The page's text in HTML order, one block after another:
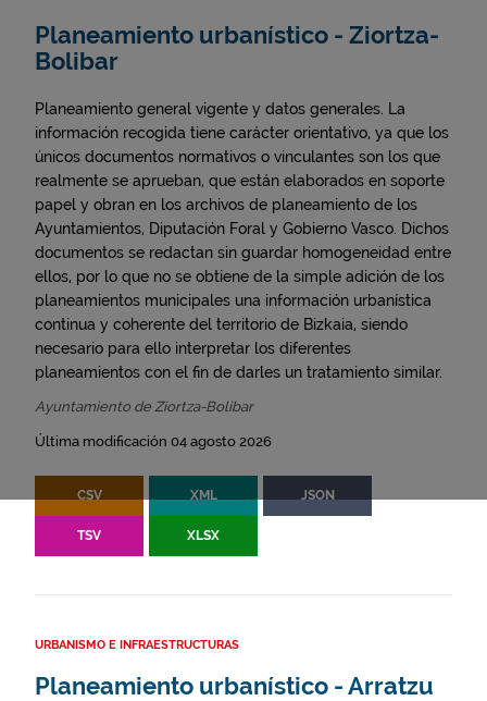
Planeamiento urbanístico - Ziortza-
Bolibar
Planeamiento general vigente y datos generales. La
información recogida tiene carácter orientativo, ya que los
únicos documentos normativos o vinculantes son los que
realmente se aprueban, que están elaborados en soporte
papel y obran en los archivos de planeamiento de los
Ayuntamientos, Diputación Foral y Gobierno Vasco. Dichos
documentos se redactan sin guardar homogeneidad entre
ellos, por lo que no se obtiene de la simple adición de los
planeamientos municipales una información urbanística
continua y coherente del territorio de Bizkaia, siendo
necesario para ello interpretar los diferentes
planeamientos con el fin de darles un tratamiento similar.
Ayuntamiento de Ziortza-Bolibar
Última modificación 04 agosto 2026
CSV XML JSON
TSV XLSX
URBANISMO E INFRAESTRUCTURAS
Planeamiento urbanístico - Arratzu